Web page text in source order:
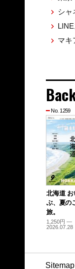
シャ
マキ
No. 1259
北海道
ぶ、夏の
旅。
1,250円 —
2026.07.28
Sitemap